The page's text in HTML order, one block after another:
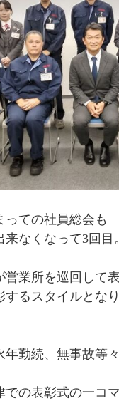
ての社員総会も
来なくなって3回目
営業所を巡回して
するスタイルとな
年勤続、無事故等
での表彰式の一コ